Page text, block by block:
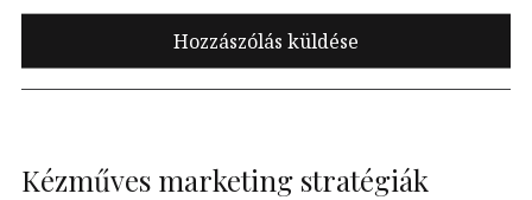
Kézműves marketing stratégiák